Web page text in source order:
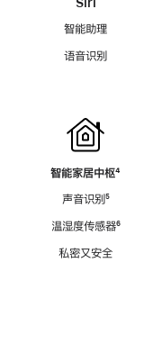
智能助理
语音识别
智能家居中枢脚
⁴
声音识别脚
⁵
温湿度传感器脚
⁶
私密又安全